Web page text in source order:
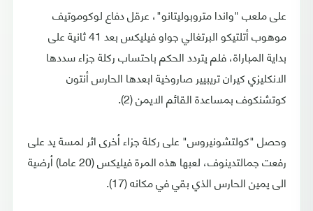
على ملعب "واندا متروبوليتانو"، عرقل دفاع لوكوموتيف
موهوب أتلتيكو البرتغالي جواو فيليكس بعد 41 ثانية على
بداية المباراة، فلم يتردد الحكم باحتساب ركلة جزاء سددها
الانكليزي كيران تريبيير صاروخية ابعدها الحارس أنتون
كوتشنكوف بمساعدة القائم الايمن (2).
وحصل "كولتشونيروس" على ركلة جزاء أخرى اثر لمسة يد على
رفعت جمالتدينوف، لعبها هذه المرة فيليكس (20 عاما) أرضية
الى يمين الحارس الذي بقي في مكانه (17).